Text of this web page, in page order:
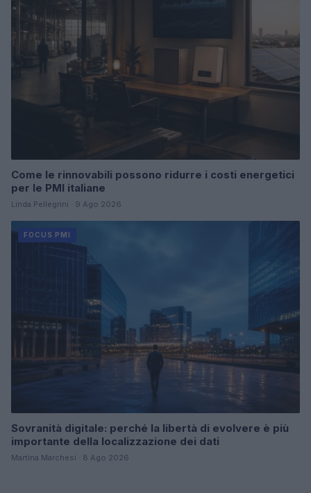
Come le rinnovabili possono ridurre i costi energetici
per le PMI italiane
Linda Pellegrini · 9 Ago 2026
FOCUS PMI
Sovranità digitale: perché la libertà di evolvere è più
importante della localizzazione dei dati
Martina Marchesi · 8 Ago 2026